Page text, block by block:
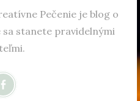
Pečenie je blog o
stanete pravidelnými